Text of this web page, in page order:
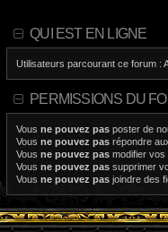
QUI EST EN LIGNE
Utilisateurs parcourant ce forum :
PERMISSIONS DU
Vous ne pouvez pas poster de
Vous ne pouvez pas répondre
Vous ne pouvez pas modifier vos
Vous ne pouvez pas supprimer
Vous ne pouvez pas joindre des